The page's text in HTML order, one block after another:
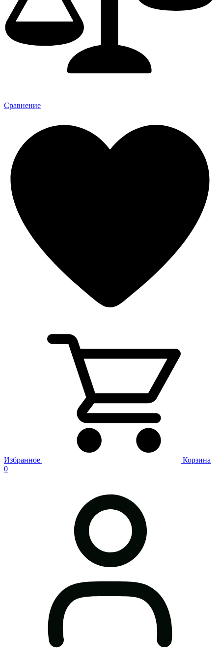
Сравнение
Избранное
Корзина
0